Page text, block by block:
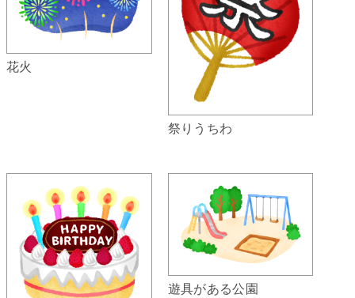
花火
祭りうちわ
遊具がある公園